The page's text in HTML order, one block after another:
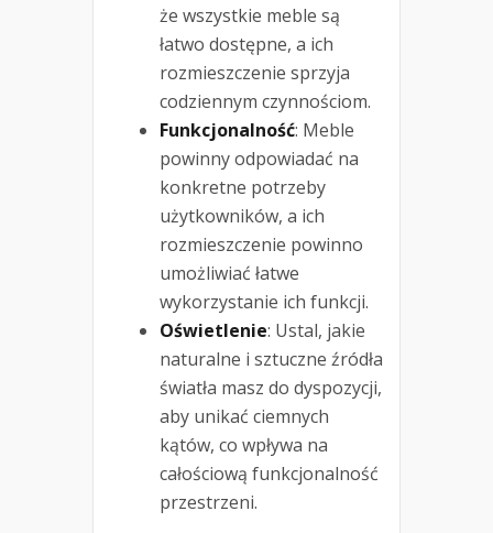
że wszystkie meble są
łatwo dostępne, a ich
rozmieszczenie sprzyja
codziennym czynnościom.
Funkcjonalność: Meble
powinny odpowiadać na
konkretne potrzeby
użytkowników, a ich
rozmieszczenie powinno
umożliwiać łatwe
wykorzystanie ich funkcji.
Oświetlenie: Ustal, jakie
naturalne i sztuczne źródła
światła masz do dyspozycji,
aby unikać ciemnych
kątów, co wpływa na
całościową funkcjonalność
przestrzeni.